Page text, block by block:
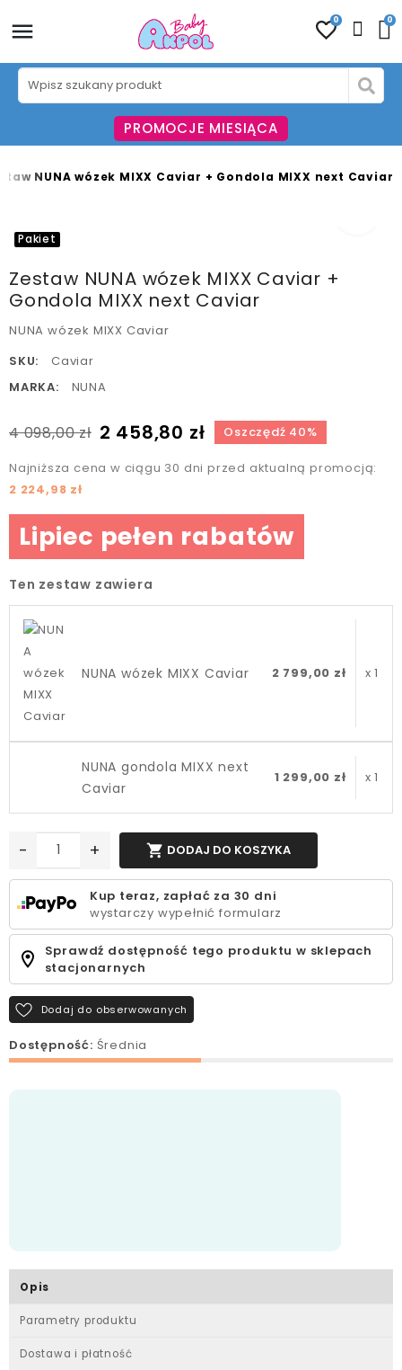
0 0
PROMOCJE MIESIĄCA
NUNA wózek MIXX Caviar + Gondola MIXX next Caviar
Pakiet
Zestaw NUNA wózek MIXX Caviar +
Gondola MIXX next Caviar
NUNA wózek MIXX Caviar
SKU:
Caviar
MARKA:
NUNA
4 098,00 zł 2 458,80 zł Oszczędź 40%
Najniższa cena w ciągu 30 dni przed aktualną promocją:
2 224,98 zł
Lipiec pełen rabatów
Ten zestaw zawiera
NUNA wózek MIXX Caviar 2 799,00 zł x 1
NUNA gondola MIXX next
Caviar
1 299,00 zł x 1
- +  DODAJ DO KOSZYKA
Kup teraz, zapłać za 30 dni
wystarczy wypełnić formularz
Sprawdź dostępność tego produktu w sklepach
stacjonarnych
Dodaj do obserwowanych
Dostępność: Średnia
Opis
Parametry produktu
Dostawa i płatność